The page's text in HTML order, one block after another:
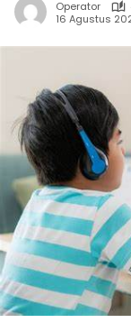
Operator
16 Agustus